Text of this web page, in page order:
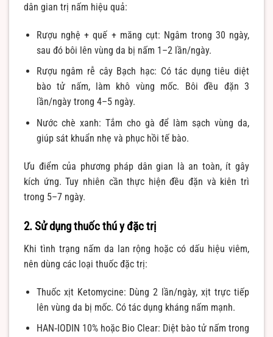
dân gian trị nấm hiệu quả:
Rượu nghệ + quế + măng cụt: Ngâm trong 30 ngày,
sau đó bôi lên vùng da bị nấm 1–2 lần/ngày.
Rượu ngâm rễ cây Bạch hạc: Có tác dụng tiêu diệt
bào tử nấm, làm khô vùng mốc. Bôi đều đặn 3
lần/ngày trong 4–5 ngày.
Nước chè xanh: Tắm cho gà để làm sạch vùng da,
giúp sát khuẩn nhẹ và phục hồi tế bào.
Ưu điểm của phương pháp dân gian là an toàn, ít gây
kích ứng. Tuy nhiên cần thực hiện đều đặn và kiên trì
trong 5–7 ngày.
2. Sử dụng thuốc thú y đặc trị
Khi tình trạng nấm da lan rộng hoặc có dấu hiệu viêm,
nên dùng các loại thuốc đặc trị:
Thuốc xịt Ketomycine: Dùng 2 lần/ngày, xịt trực tiếp
lên vùng da bị mốc. Có tác dụng kháng nấm mạnh.
HAN‑IODIN 10% hoặc Bio Clear: Diệt bào tử nấm trong